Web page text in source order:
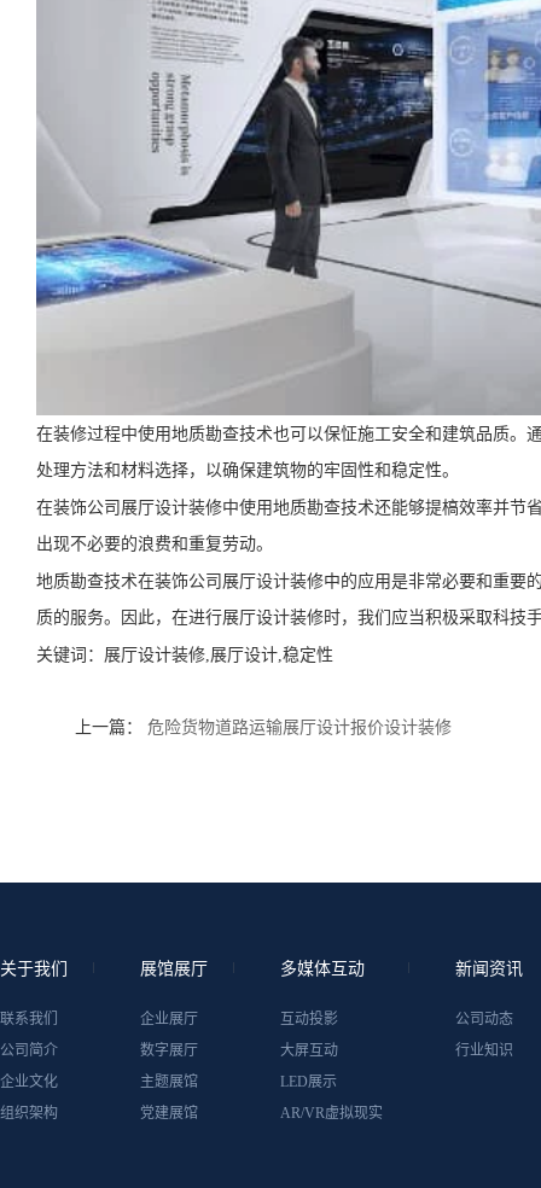
在装修过程中使用地质勘查技术也可以保怔施工安全和建筑品质
处理方法和材料选择，以确保建筑物的牢固性和稳定性。
在装饰公司展厅设计装修中使用地质勘查技术还能够提槁效率并
出现不必要的浪费和重复劳动。
地质勘查技术在装饰公司展厅设计装修中的应用是非常必要和重
质的服务。因此，在进行展厅设计装修时，我们应当积极采取科技
关键词： 展厅设计装修,展厅设计,稳定性
上一篇： 危险货物道路运输展厅设计报价设计装修
关于我们
联系我们
公司简介
企业文化
组织架构
展馆展厅
企业展厅
数字展厅
主题展馆
党建展馆
多媒体互动
互动投影
大屏互动
LED展示
AR/VR虚拟现实
新闻资讯
公司动态
行业知识